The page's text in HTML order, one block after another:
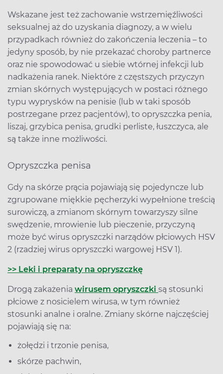
Wskazane jest też zachowanie wstrzemięźliwości
seksualnej aż do uzyskania diagnozy, a w wielu
przypadkach również do zakończenia leczenia – to
jedyny sposób, by nie przekazać choroby partnerce
oraz nie spowodować u siebie wtórnej infekcji lub
nadkażenia ranek. Niektóre z częstszych przyczyn
zmian skórnych występujących w postaci różnego
typu wyprysków na penisie (lub w taki sposób
postrzegane przez pacjentów), to opryszczka penia,
liszaj, grzybica penisa, grudki perliste, łuszczyca, ale
są także inne możliwości.
Opryszczka penisa
Gdy na skórze prącia pojawiają się pojedyncze lub
zgrupowane miękkie pęcherzyki wypełnione treścią
surowiczą, a zmianom skórnym towarzyszy silne
swędzenie, mrowienie lub pieczenie, przyczyną
może być wirus opryszczki narządów płciowych HSV
2 (rzadziej wirus opryszczki wargowej HSV 1).
>> Leki i preparaty na opryszczkę
Drogą zakażenia wirusem opryszczki są stosunki
płciowe z nosicielem wirusa, w tym również
stosunki analne i oralne. Zmiany skórne najczęściej
pojawiają się na:
żołędzi i trzonie penisa,
skórze pachwin,